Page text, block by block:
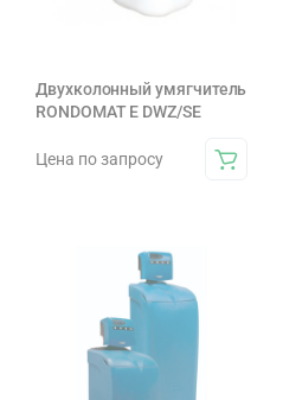
Двухколонный умягчитель
RONDOMAT E DWZ/SE
Цена по запросу